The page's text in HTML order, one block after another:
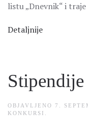
listu „Dnevnik“ i
Detaljnije
Stipendije
OBJAVLJENO 7.
KONKURSI